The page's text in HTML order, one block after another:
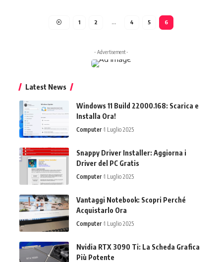
1 2 … 4 5 6
- Advertisement -
Latest News
Windows 11 Build 22000.168: Scarica e
Installa Ora!
Computer 1 Luglio 2025
Snappy Driver Installer: Aggiorna i
Driver del PC Gratis
Computer 1 Luglio 2025
Vantaggi Notebook: Scopri Perché
Acquistarlo Ora
Computer 1 Luglio 2025
Nvidia RTX 3090 Ti: La Scheda Grafica
Più Potente